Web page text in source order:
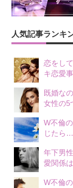
人気記事ランキ
恋をし
キ恋愛
既婚な
女性の5
W不倫
じたら…
年下男
愛関係
W不倫